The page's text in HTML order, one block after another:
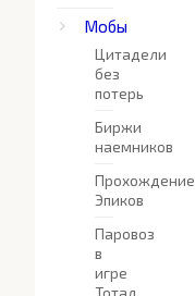
Мобы
Цитадели
без
потерь
Биржи
наемников
Прохождение
Эпиков
Паровоз
в
игре